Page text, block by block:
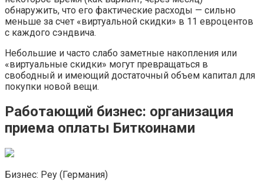
обнаружить, что его фактические расходы — сильно
меньше за счет «виртуальной скидки» в 11 евроцентов
с каждого сэндвича.
Небольшие и часто слабо заметные накопления или
«виртуальные скидки» могут превращаться в
свободный и имеющий достаточный объем капитал для
покупки новой вещи.
Работающий бизнес: организация
приема оплаты Биткоинами
Бизнес: Pey (Германия)